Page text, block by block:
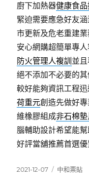
廚下加熱器健康食
緊迫需要應急好友
市更新及危老重建
安心網購超簡單專
防火管理人複訓 並
絕不添加不必要的
較好能夠資訊工程
荷重元創造先做好
維橡膠組成非石棉
腦輔助設計希望能
好評當舖推薦首選
發
2021-12-07
分
中和票貼